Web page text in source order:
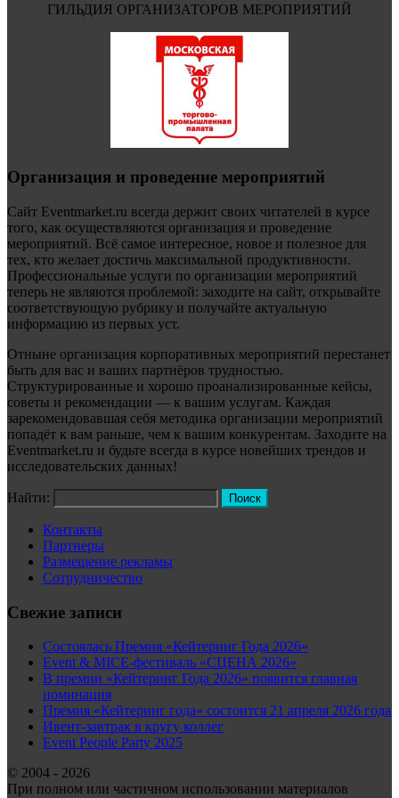
ГИЛЬДИЯ ОРГАНИЗАТОРОВ МЕРОПРИЯТИЙ
Организация и проведение мероприятий
Сайт Eventmarket.ru всегда держит своих читателей в курсе
того, как осуществляются организация и проведение
мероприятий. Всё самое интересное, новое и полезное для
тех, кто желает достичь максимальной продуктивности.
Профессиональные услуги по организации мероприятий
теперь не являются проблемой: заходите на сайт, открывайте
соответствующую рубрику и получайте актуальную
информацию из первых уст.
Отныне организация корпоративных мероприятий перестанет
быть для вас и ваших партнёров трудностью.
Структурированные и хорошо проанализированные кейсы,
советы и рекомендации — к вашим услугам. Каждая
зарекомендовавшая себя методика организации мероприятий
попадёт к вам раньше, чем к вашим конкурентам. Заходите на
Eventmarket.ru и будьте всегда в курсе новейших трендов и
исследовательских данных!
Найти:
Контакты
Партнеры
Размещение рекламы
Сотрудничество
Свежие записи
Состоялась Премия «Кейтеринг Года 2026»
Event & MICE-фестиваль «СЦЕНА 2026»
В премии «Кейтеринг Года 2026» появится главная
номинация
Премия «Кейтеринг года» состоится 21 апреля 2026 года
Ивент-завтрак в кругу коллег
Event People Party 2025
© 2004 - 2026
При полном или частичном использовании материалов